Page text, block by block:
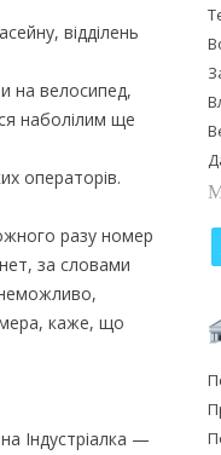
відділень
на велосипед,
наболілим ще
операторів.
разу номер
за словами
каже, що
Індустріалка —